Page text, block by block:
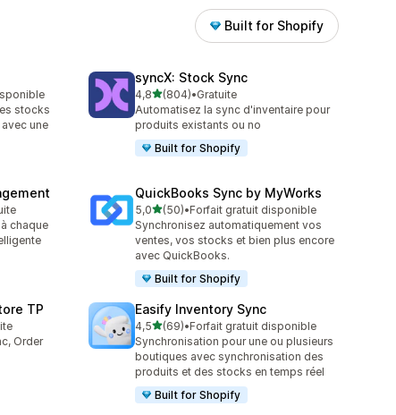
Built for Shopify
stocks
une
syncX: Stock Sync
4,8étoile(s) sur 5
(804)
804 avis au total
•Gratuite
Automatisez la sync d'inventaire pour
produits existants ou no
Built for Shopify
chaque
QuickBooks Sync by MyWorks
5,0étoile(s) sur 5
(50)
50 avis au total
•Forfait gratuit disponible
Synchronisez automatiquement vos
ventes, vos stocks et bien plus encore
avec QuickBooks.
Built for Shopify
TP
Order
Easify Inventory Sync
4,5étoile(s) sur 5
(69)
69 avis au total
•Forfait gratuit disponible
Synchronisation pour une ou plusieurs
boutiques avec synchronisation des
produits et des stocks en temps réel
Built for Shopify